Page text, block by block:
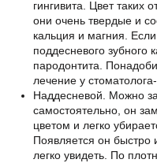
гингивита. Цвет таких
они очень твердые и
кальция и магния.
поддесневого зубного
пародонтита.
лечение у
Наддесневой. Можно
самостоятельно, он
цветом и легко
Появляется он быстро
легко увидеть. По